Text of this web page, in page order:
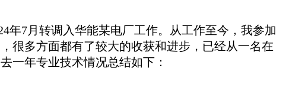
7月转调入华能某电厂工作。从工作至今，我参加
很多方面都有了较大的收获和进步，已经从一名在
一年专业技术情况总结如下：